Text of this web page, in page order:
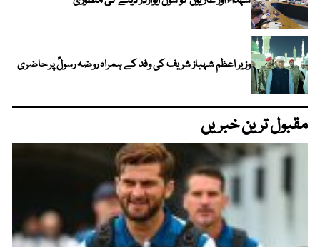
وزیر اعظم شہباز شریف کی وفد کے ہمراہ روضہ رسولؐ پر حاضری
مقبول ترین خبریں